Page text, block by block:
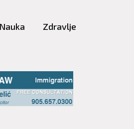
Nauka Zdravlje